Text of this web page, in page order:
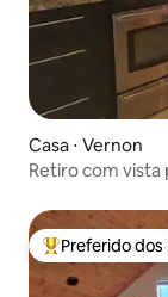
Casa ⋅ Vernon
Retiro com vista
Entre os
Preferido